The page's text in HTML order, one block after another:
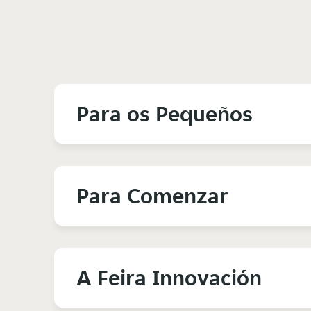
Para os Pequeños
Para Comenzar
A Feira Innovación